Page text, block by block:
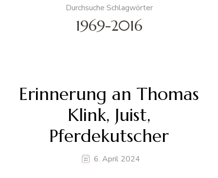
Durchsuche Schlagwörter
1969-2016
Erinnerung an Thomas
Klink, Juist,
Pferdekutscher
6. April 2024